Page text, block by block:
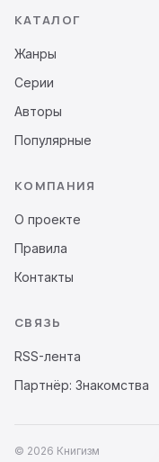
КАТАЛОГ
Жанры
Серии
Авторы
Популярные
КОМПАНИЯ
О проекте
Правила
Контакты
СВЯЗЬ
RSS-лента
Партнёр: Знакомства
© 2026 Книгизм